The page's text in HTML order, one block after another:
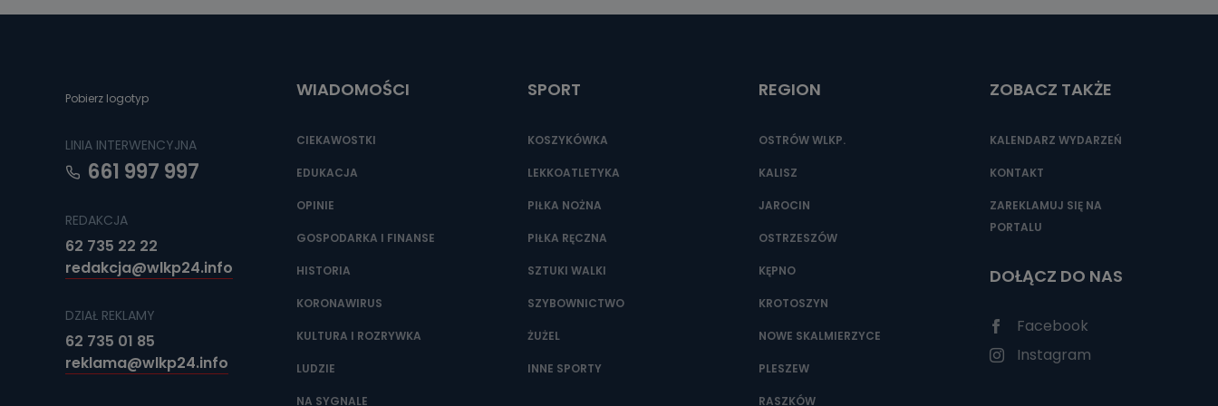
Można to zrobić pod numerem telefonu 62 735-51-05 lub e-mailowo pod adresem:
Pobierz logotyp
LINIA INTERWENCYJNA
661 997 997
REDAKCJA
62 735 22 22
redakcja@wlkp24.info
DZIAŁ REKLAMY
62 735 01 85
reklama@wlkp24.info
WIADOMOŚCI
CIEKAWOSTKI
EDUKACJA
OPINIE
GOSPODARKA I FINANSE
HISTORIA
KORONAWIRUS
KULTURA I ROZRYWKA
LUDZIE
NA SYGNALE
SPORT
KOSZYKÓWKA
LEKKOATLETYKA
PIŁKA NOŻNA
PIŁKA RĘCZNA
SZTUKI WALKI
SZYBOWNICTWO
ŻUŻEL
INNE SPORTY
REGION
OSTRÓW WLKP.
KALISZ
JAROCIN
OSTRZESZÓW
KĘPNO
KROTOSZYN
NOWE SKALMIERZYCE
PLESZEW
RASZKÓW
ZOBACZ TAKŻE
KALENDARZ WYDARZEŃ
KONTAKT
ZAREKLAMUJ SIĘ NA
PORTALU
DOŁĄCZ DO NAS
Facebook
Instagram